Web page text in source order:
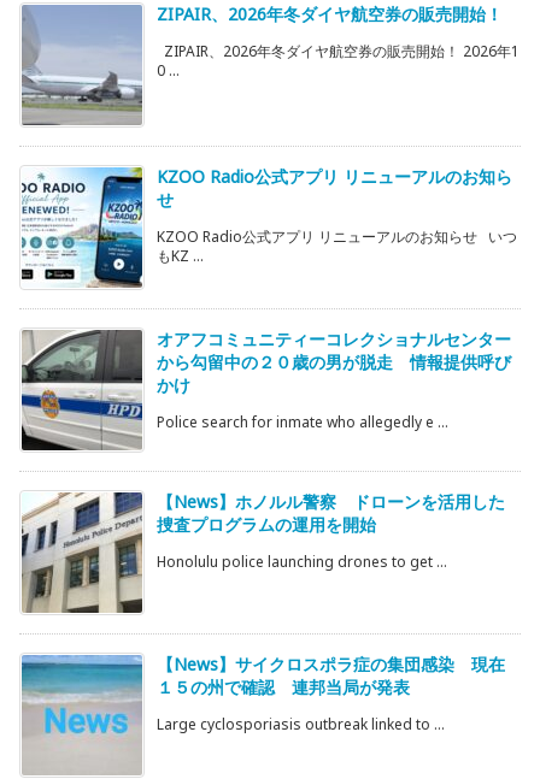
ZIPAIR、2026年冬ダイヤ航空券の販売開始！
ZIPAIR、2026年冬ダイヤ航空券の販売開始！ 2026年1
0 ...
KZOO Radio公式アプリ リニューアルのお知ら
せ
KZOO Radio公式アプリ リニューアルのお知らせ いつ
もKZ ...
オアフコミュニティーコレクショナルセンター
から勾留中の２０歳の男が脱走 情報提供呼び
かけ
Police search for inmate who allegedly e ...
【News】ホノルル警察 ドローンを活用した
捜査プログラムの運用を開始
Honolulu police launching drones to get ...
【News】サイクロスポラ症の集団感染 現在
１５の州で確認 連邦当局が発表
Large cyclosporiasis outbreak linked to ...